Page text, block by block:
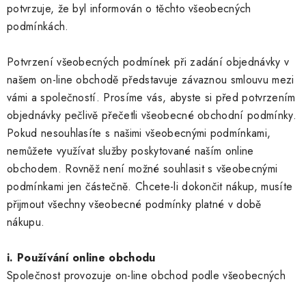
potvrzuje, že byl informován o těchto všeobecných
podmínkách.
Potvrzení všeobecných podmínek při zadání objednávky v
našem on-line obchodě představuje závaznou smlouvu mezi
vámi a společností. Prosíme vás, abyste si před potvrzením
objednávky pečlivě přečetli všeobecné obchodní podmínky.
Pokud nesouhlasíte s našimi všeobecnými podmínkami,
nemůžete využívat služby poskytované naším online
obchodem. Rovněž není možné souhlasit s všeobecnými
podmínkami jen částečně. Chcete-li dokončit nákup, musíte
přijmout všechny všeobecné podmínky platné v době
nákupu.
i. Používání online obchodu
Společnost provozuje on-line obchod podle všeobecných